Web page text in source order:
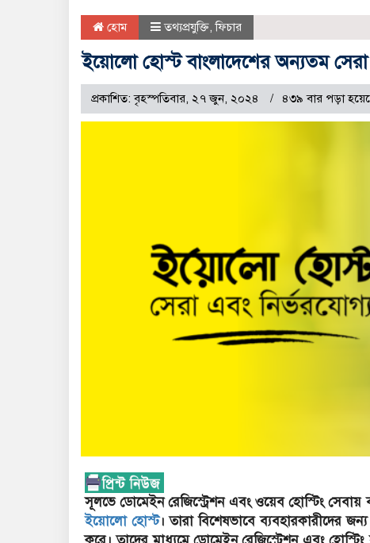
হোম তথ্যপ্রযুক্তি,ফিচার
ইয়োলো হোস্ট বাংলাদেশের অন্যতম সেরা
প্রকাশিত: বৃহস্পতিবার, ২৭ জুন, ২০২৪ ৪৩৯ বার পড়া
সূলভে ডোমেইন রেজিস্ট্রেশন এবং ওয়েব হোস্টিং সেবায়
ইয়োলো হোস্ট। তারা বিশেষভাবে ব্যবহারকারীদের